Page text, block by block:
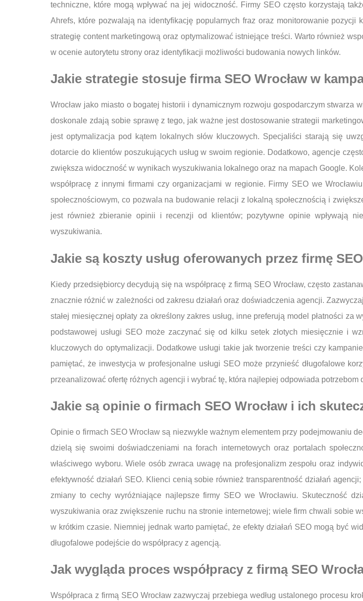
techniczne, które mogą wpływać na jej widoczność. Firmy SEO często korzystają
Ahrefs, które pozwalają na identyfikację popularnych fraz oraz monitorowanie
strategię content marketingową oraz optymalizować istniejące treści. Warto również
w ocenie autorytetu strony oraz identyfikacji możliwości budowania nowych linków.
Jakie strategie stosuje firma SEO Wrocław w
Wrocław jako miasto o bogatej historii i dynamicznym rozwoju gospodarczym stwarza
doskonale zdają sobie sprawę z tego, jak ważne jest dostosowanie strategii
jest optymalizacja pod kątem lokalnych słów kluczowych. Specjaliści starają się
dotarcie do klientów poszukujących usług w swoim regionie. Dodatkowo, agencje
zwiększa widoczność w wynikach wyszukiwania lokalnego oraz na mapach Google.
współpracę z innymi firmami czy organizacjami w regionie. Firmy SEO we
społecznościowym, co pozwala na budowanie relacji z lokalną społecznością i
jest również zbieranie opinii i recenzji od klientów; pozytywne opinie wpływają
wyszukiwania.
Jakie są koszty usług oferowanych przez firmę
Kiedy przedsiębiorcy decydują się na współpracę z firmą SEO Wrocław, często
znacznie różnić w zależności od zakresu działań oraz doświadczenia agencji.
stałej miesięcznej opłaty za określony zakres usług, inne preferują model płatności
podstawowej usługi SEO może zaczynać się od kilku setek złotych miesięcznie i
kluczowych do optymalizacji. Dodatkowe usługi takie jak tworzenie treści czy
pamiętać, że inwestycja w profesjonalne usługi SEO może przynieść długofalowe
przeanalizować ofertę różnych agencji i wybrać tę, która najlepiej odpowiada potrzebom
Jakie są opinie o firmach SEO Wrocław i ich
Opinie o firmach SEO Wrocław są niezwykle ważnym elementem przy podejmowaniu
dzielą się swoimi doświadczeniami na forach internetowych oraz portalach
właściwego wyboru. Wiele osób zwraca uwagę na profesjonalizm zespołu oraz
efektywność działań SEO. Klienci cenią sobie również transparentność działań
zmiany to cechy wyróżniające najlepsze firmy SEO we Wrocławiu. Skuteczność
wyszukiwania oraz zwiększenie ruchu na stronie internetowej; wiele firm chwali sobie
w krótkim czasie. Niemniej jednak warto pamiętać, że efekty działań SEO mogą być
długofalowe podejście do współpracy z agencją.
Jak wygląda proces współpracy z firmą SEO
Współpraca z firmą SEO Wrocław zazwyczaj przebiega według ustalonego procesu